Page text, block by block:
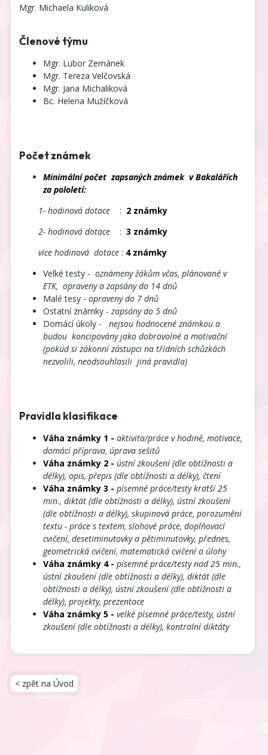
Mgr. Michaela Kuliková
Členové týmu
Mgr. Lubor Zemánek
Mgr. Tereza Velčovská
Mgr. Jana Michaliková
Bc. Helena Mužíčková
Počet známek
Minimální počet zapsaných známek v Bakalářích
za pololetí:
1- hodinová dotace : 2 známky
2- hodinová dotace :3 známky
více hodinová dotace : 4 známky
Velké testy -oznámeny žákům včas, plánované v
ETK, opraveny a zapsány do 14 dnů
Malé tesy -opraveny do 7 dnů
Ostatní známky -zapsány do 5 dnů
Domácí úkoly -
nejsou hodnocené známkou a
budou koncipovány jako dobrovolné a motivační
(pokud si zákonní zástupci na třídních schůzkách
nezvolili, neodsouhlasili jiná pravidla)
Pravidla klasifikace
Váha známky 1 - aktivita/práce v hodině, motivace,
domácí příprava, úprava sešitů
Váha známky 2 -ústní zkoušení (dle obtížnosti a
délky), opis, přepis (dle obtížnosti a délky), čtení
Váha známky 3 - písemné práce/testy kratší 25
min., diktát (dle obtížnosti a délky), ústní zkoušení
(dle obtížnosti a délky), skupinová práce, porozumění
textu - práce s textem, slohové práce, doplňovací
cvičení, desetiminutovky a pětiminutovky, přednes,
geometrická cvičení, matematická cvičení a úlohy
Váha známky 4 -písemné práce/testy nad 25 min.,
ústní zkoušení (dle obtížnosti a délky), diktát (dle
obtížnosti a délky), ústní zkoušení (dle obtížnosti a
délky), projekty, prezentace
Váha známky 5 -velké písemné práce/testy, ústní
zkoušení (dle obtížnosti a délky), kontrolní diktáty
< zpět na Úvod